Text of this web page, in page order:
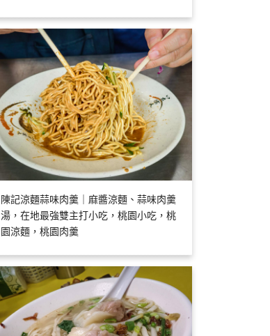
陳記涼麵蒜味肉羹｜麻醬涼麵、蒜味肉羹
湯，在地最強雙主打小吃，桃園小吃，桃
園涼麵，桃園肉羹